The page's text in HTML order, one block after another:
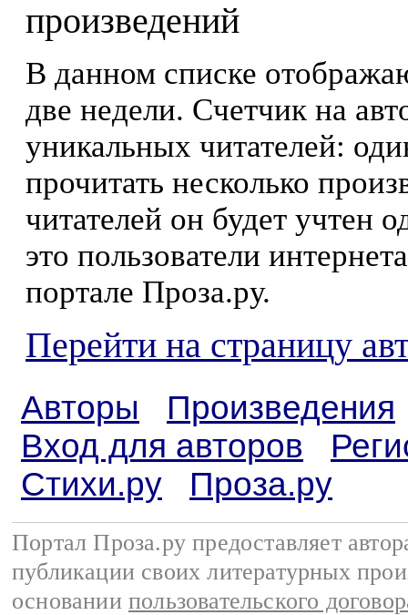
произведений
В данном списке
две недели. Счетчик на
уникальных читателей:
прочитать несколько
читателей он будет учтен
это пользователи
портале Проза.ру.
Перейти на страницу
Авторы
Произведения
Вход для авторов
Стихи.ру
Проза.ру
Портал Проза.ру предоставляет
публикации своих литературных
основании пользовательского